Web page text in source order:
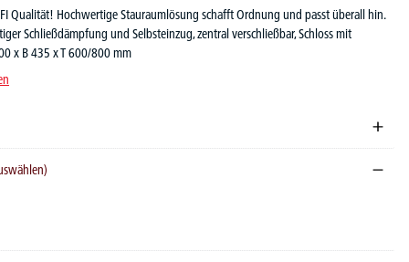
Qualität! Hochwertige Stauraumlösung schafft Ordnung und passt überall hin.
Schließdämpfung und Selbsteinzug, zentral verschließbar, Schloss mit
x B 435 x T 600/800 mm